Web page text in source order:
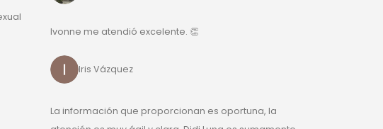
Ivonne me atendió excelente. 👏
Iris Vázquez
La información que proporcionan es oportuna, la